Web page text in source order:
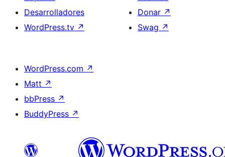
Desarrolladores
WordPress.tv ↗
Donar ↗
Swag ↗
WordPress.com ↗
Matt ↗
bbPress ↗
BuddyPress ↗